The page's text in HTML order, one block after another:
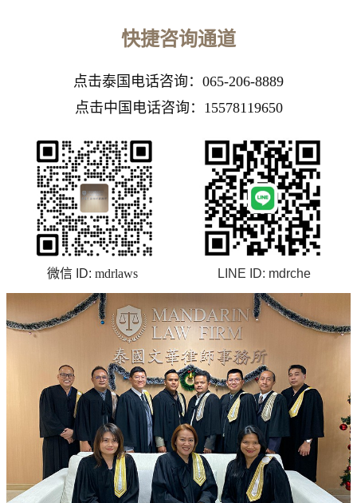
快捷咨询通道
点击泰国电话咨询：065-206-8889
点击中国电话咨询：15578119650
微信 ID: mdrlaws LINE ID: mdrche